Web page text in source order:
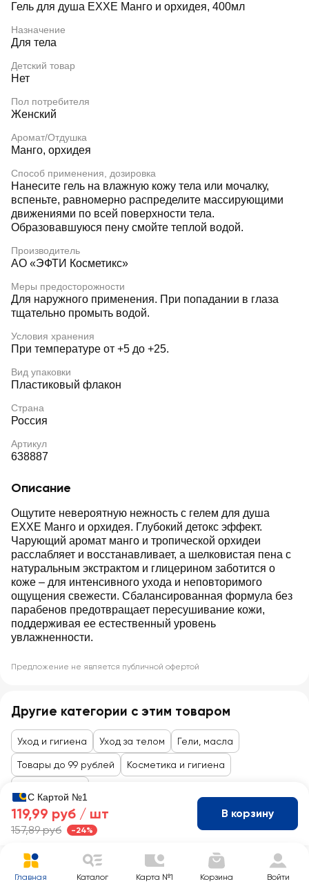
Гель для душа EXXE Манго и орхидея, 400мл
Назначение
Для тела
Детский товар
Нет
Пол потребителя
Женский
Аромат/Отдушка
Манго, орхидея
Способ применения, дозировка
Нанесите гель на влажную кожу тела или мочалку,
вспеньте, равномерно распределите массирующими
движениями по всей поверхности тела.
Образовавшуюся пену смойте теплой водой.
Производитель
АО «ЭФТИ Косметикс»
Меры предосторожности
Для наружного применения. При попадании в глаза
тщательно промыть водой.
Условия хранения
При температуре от +5 до +25.
Вид упаковки
Пластиковый флакон
Страна
Россия
Артикул
638887
Описание
Ощутите невероятную нежность с гелем для душа
EXXE Манго и орхидея. Глубокий детокс эффект.
Чарующий аромат манго и тропической орхидеи
расслабляет и восстанавливает, а шелковистая пена с
натуральным экстрактом и глицерином заботится о
коже – для интенсивного ухода и неповторимого
ощущения свежести. Сбалансированная формула без
парабенов предотвращает пересушивание кожи,
поддерживая ее естественный уровень
увлажненности.
Предложение не является публичной офертой
Другие категории с этим товаром
Уход и гигиена Уход за телом Гели, масла
Товары до 99 рублей Косметика и гигиена
С Картой №1
119,99 руб / шт
157,89 руб -24%
В корзину
Главная Каталог Карта №1 Корзина Войти